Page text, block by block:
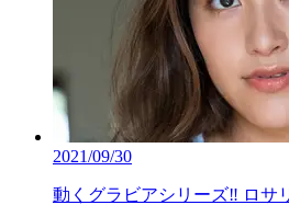
2021/09/30
動くグラビアシリーズ‼ ロサ